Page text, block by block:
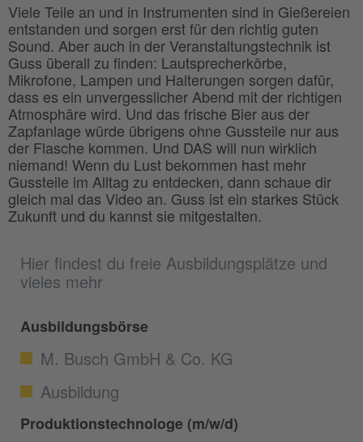
Hier findest du freie Ausbildungsplätze und
vieles mehr
Ausbildungsbörse
M. Busch GmbH & Co. KG
Ausbildung
Produktionstechnologe (m/w/d)
Viele Teile an und in Instrumenten sind in Gießereien
entstanden und sorgen erst für den richtig guten
Sound. Aber auch in der Veranstaltungstechnik ist
Guss überall zu finden: Lautsprecherkörbe,
Mikrofone, Lampen und Halterungen sorgen dafür,
dass es ein unvergesslicher Abend mit der richtigen
Atmosphäre wird. Und das frische Bier aus der
Zapfanlage würde übrigens ohne Gussteile nur aus
der Flasche kommen. Und DAS will nun wirklich
niemand! Wenn du Lust bekommen hast mehr
Gussteile im Alltag zu entdecken, dann schaue dir
gleich mal das Video an. Guss ist ein starkes Stück
Zukunft und du kannst sie mitgestalten.